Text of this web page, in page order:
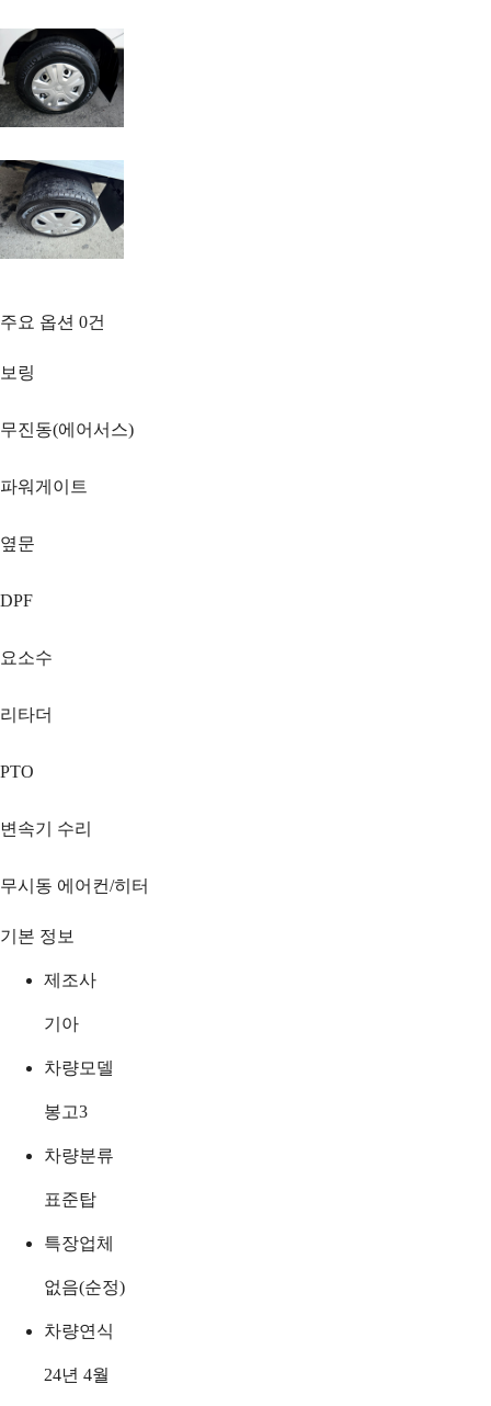
주요 옵션 0건
보링
무진동(에어서스)
파워게이트
옆문
DPF
요소수
리타더
PTO
변속기 수리
무시동 에어컨/히터
기본 정보
제조사
기아
차량모델
봉고3
차량분류
표준탑
특장업체
없음(순정)
차량연식
24년 4월